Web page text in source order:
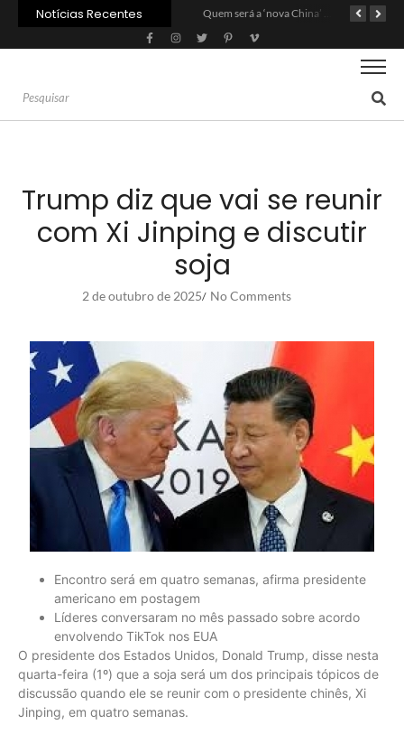
Notícias Recentes Quem será a ‘nova China’ do agro quando o apetite de Pequim acabar?
Trump diz que vai se reunir
com Xi Jinping e discutir
soja
2 de outubro de 2025/ No Comments
Encontro será em quatro semanas, afirma presidente
americano em postagem
Líderes conversaram no mês passado sobre acordo
envolvendo TikTok nos EUA
O presidente dos Estados Unidos, Donald Trump, disse nesta
quarta-feira (1º) que a soja será um dos principais tópicos de
discussão quando ele se reunir com o presidente chinês, Xi
Jinping, em quatro semanas.